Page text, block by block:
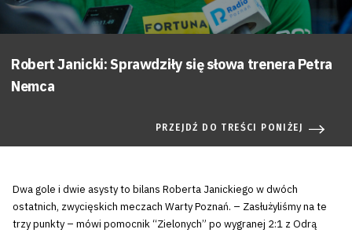
Robert Janicki: Sprawdziły się słowa trenera Petra
Nemca
PRZEJDŹ DO TREŚCI PONIŻEJ
Dwa gole i dwie asysty to bilans Roberta Janickiego w dwóch
ostatnich, zwycięskich meczach Warty Poznań. – Zasłużyliśmy na te
trzy punkty – mówi pomocnik “Zielonych” po wygranej 2:1 z Odrą